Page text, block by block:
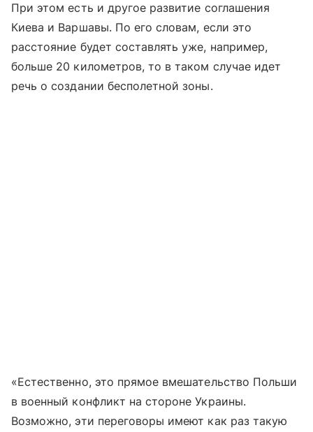
При этом есть и другое развитие соглашения
Киева и Варшавы. По его словам, если это
расстояние будет составлять уже, например,
больше 20 километров, то в таком случае идет
речь о создании бесполетной зоны.
«Естественно, это прямое вмешательство Польши
в военный конфликт на стороне Украины.
Возможно, эти переговоры имеют как раз такую